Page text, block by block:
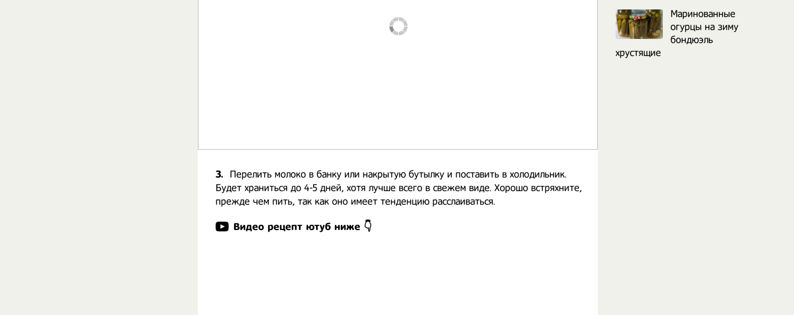
3.
Перелить молоко в банку или накрытую бутылку и поставить в холодильник.
Будет храниться до 4-5 дней, хотя лучше всего в свежем виде. Хорошо встряхните,
прежде чем пить, так как оно имеет тенденцию расслаиваться.
Видео рецепт ютуб ниже 👇
Маринованные
огурцы на зиму
бондюэль
хрустящие